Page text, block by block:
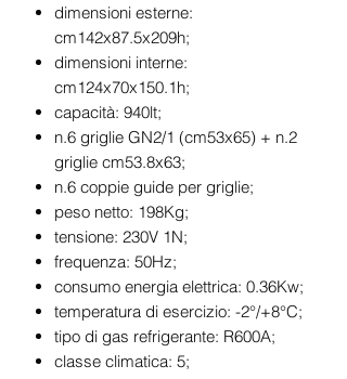
dimensioni esterne:
cm142x87.5x209h;
dimensioni interne:
cm124x70x150.1h;
capacità: 940lt;
n.6 griglie GN2/1 (cm53x65) + n.2
griglie cm53.8x63;
n.6 coppie guide per griglie;
peso netto: 198Kg;
tensione: 230V 1N;
frequenza: 50Hz;
consumo energia elettrica: 0.36Kw;
temperatura di esercizio: -2°/+8°C;
tipo di gas refrigerante: R600A;
classe climatica: 5;